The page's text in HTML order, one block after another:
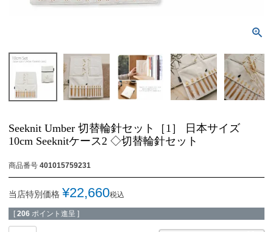
Seeknit Umber 切替輪針セット［1］ 日本サイズ
10cm Seeknitケース2 ◇切替輪針セット
商品番号 401015759231
当店特別価格 ¥22,660税込
[ 206 ポイント進呈 ]